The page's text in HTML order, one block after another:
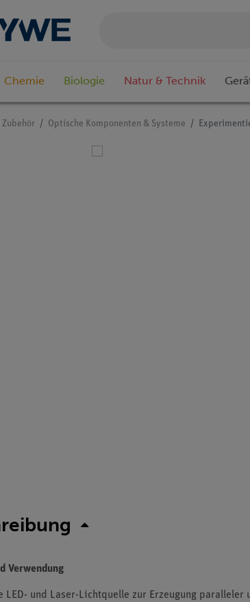
Chemie Biologie Natur & Technik
Zubehör Optische Komponenten & Systeme
Verwendung
LED- und Laser-Lichtquelle zur Erzeugung